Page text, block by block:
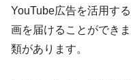
YouTube広告を活用す
画を届けることができ
類があります。